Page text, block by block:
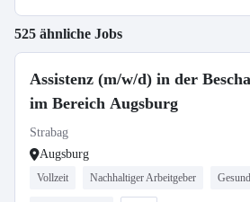
525 ähnliche Jobs
Assistenz (m/w/d) in der
im Bereich Augsburg
Strabag
Augsburg
Vollzeit Nachhaltiger Arbeitgeber